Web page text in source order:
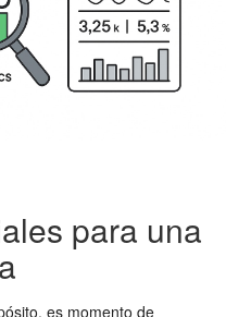
para una
es momento de